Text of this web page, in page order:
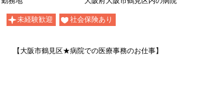
未経験歓迎 社会保険あり
【大阪市鶴見区★病院での医療事務のお仕事】